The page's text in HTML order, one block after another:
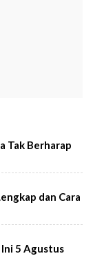
Tak Berharap
dan Cara
5 Agustus